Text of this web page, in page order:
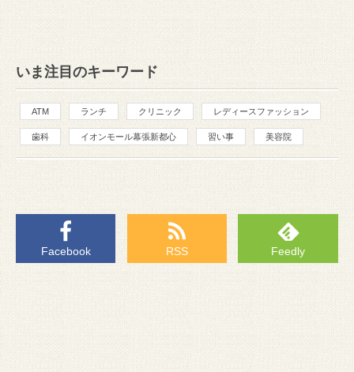
いま注目のキーワード
ATM ランチ クリニック レディースファッション
歯科 イオンモール幕張新都心 習い事 美容院
Facebook RSS Feedly